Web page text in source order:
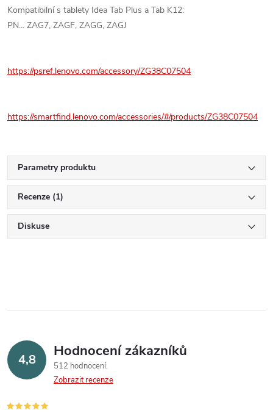
Kompatibilní s tablety Idea Tab Plus a Tab K12:
PN... ZAG7, ZAGF, ZAGG, ZAGJ
https://psref.lenovo.com/accessory/ZG38C07504
https://smartfind.lenovo.com/accessories/#/products/ZG38C07504
Parametry produktu
Recenze (1)
Diskuse
4,8 Hodnocení zákazníků
512 hodnocení
Zobrazit recenze